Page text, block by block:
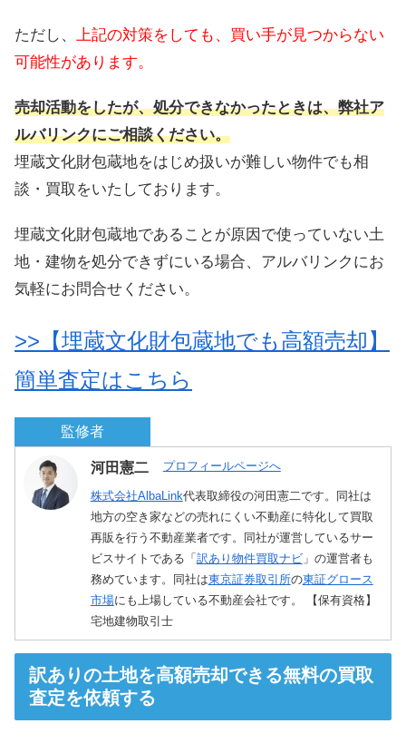
ただし、 上記の対策をしても、買い手が見つからない
可能性があります。
売却活動をしたが、処分できなかったときは、弊社ア
ルバリンクにご相談ください。
埋蔵文化財包蔵地をはじめ扱いが難しい物件でも相
談・買取をいたしております。
埋蔵文化財包蔵地であることが原因で使っていない土
地・建物を処分できずにいる場合、アルバリンクにお
気軽にお問合せください。
>>【埋蔵文化財包蔵地でも高額売却】
簡単査定はこちら
監修者
河田憲二 プロフィールページへ
株式会社AlbaLink代表取締役の河田憲二です。同社は
地方の空き家などの売れにくい不動産に特化して買取
再販を行う不動産業者です。同社が運営しているサー
ビスサイトである「 訳あり物件買取ナビ」の運営者も
務めています。同社は東京証券取引所の東証グロース
市場にも上場している不動産会社です。 【保有資格】
宅地建物取引士
訳ありの土地を高額売却できる無料の買取
査定を依頼する